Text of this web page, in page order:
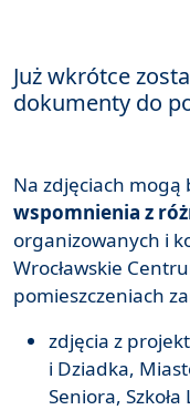
Już wkrótce
dokumenty do
Na zdjęciach
wspomnienia z
organizowanych i
Wrocławskie
pomieszczeniach
zdjęcia z
i Dziadka,
Seniora,